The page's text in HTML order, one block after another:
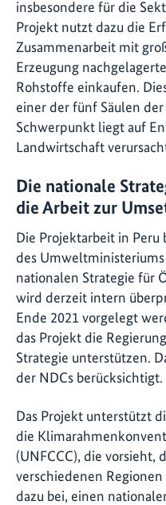
insbesondere für die
Projekt nutzt dazu die
Zusammenarbeit mit
Erzeugung
Rohstoffe einkaufen.
einer der fünf Säulen
Schwerpunkt liegt auf
Landwirtschaft
Die nationale
die Arbeit zur
Die Projektarbeit in
des
nationalen Strategie für
wird derzeit intern
Ende 2021 vorgelegt
das Projekt die
Strategie unterstützen.
der NDCs berücksichtigt.
Das Projekt unterstützt
die
(UNFCCC), die vorsieht,
verschiedenen
dazu bei, einen